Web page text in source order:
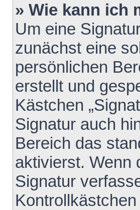
» Wie kann ich
Um eine
zunächst eine
persönlichen
erstellt und
Kästchen
Signatur auch
Bereich das
aktivierst. Wenn
Signatur